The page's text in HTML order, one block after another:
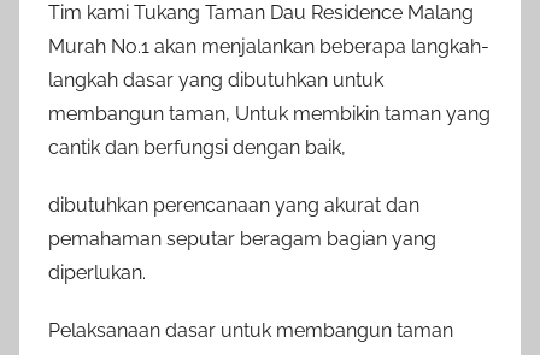
Tim kami Tukang Taman Dau Residence Malang
Murah No.1 akan menjalankan beberapa langkah-
langkah dasar yang dibutuhkan untuk
membangun taman, Untuk membikin taman yang
cantik dan berfungsi dengan baik,
dibutuhkan perencanaan yang akurat dan
pemahaman seputar beragam bagian yang
diperlukan.
Pelaksanaan dasar untuk membangun taman